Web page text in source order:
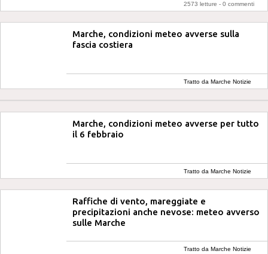
2573 letture - 0 commenti
Marche, condizioni meteo avverse sulla
fascia costiera
Tratto da Marche Notizie
Marche, condizioni meteo avverse per tutto
il 6 febbraio
Tratto da Marche Notizie
Raffiche di vento, mareggiate e
precipitazioni anche nevose: meteo avverso
sulle Marche
Tratto da Marche Notizie